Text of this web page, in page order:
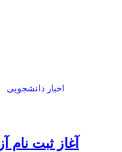
اخبار دانشجویی
آغاز ثبت نام